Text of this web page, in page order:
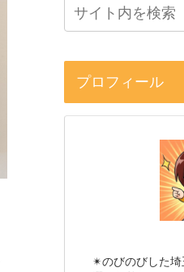
プロフィール
✴のびのびした埼